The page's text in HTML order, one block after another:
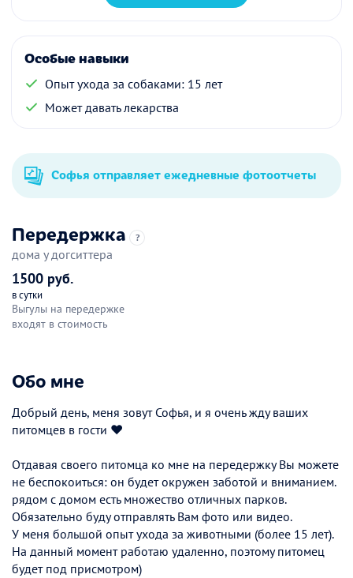
Особые навыки
Опыт ухода за собаками: 15 лет
Может давать лекарства
Софья отправляет ежедневные фотоотчеты
Передержка ?
дома у догситтера
1500 руб.
в сутки
Выгулы на передержке
входят в стоимость
Обо мне
Добрый день, меня зовут Софья, и я очень жду ваших
питомцев в гости ❤️
Отдавая своего питомца ко мне на передержку Вы можете
не беспокоиться: он будет окружен заботой и вниманием.
рядом с домом есть множество отличных парков.
Обязательно буду отправлять Вам фото или видео.
У меня большой опыт ухода за животными (более 15 лет).
На данный момент работаю удаленно, поэтому питомец
будет под присмотром)